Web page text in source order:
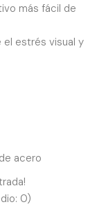
más fácil de
el estrés visual y
acero
0)